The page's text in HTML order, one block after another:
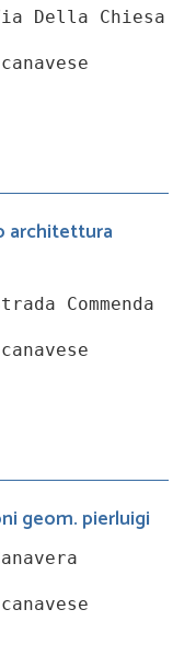
Della Chiesa
architettura
Commenda
geom. pierluigi